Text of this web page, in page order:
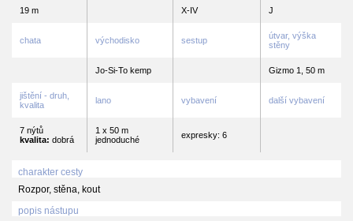
19 m X-IV J
chata východisko sestup
útvar, výška
stěny
Jo-Si-To kemp Gizmo 1, 50 m
jištění - druh,
kvalita
lano vybavení další vybavení
7 nýtů
kvalita: dobrá
1 x 50 m
jednoduché
expresky: 6
charakter cesty
Rozpor, stěna, kout
popis nástupu